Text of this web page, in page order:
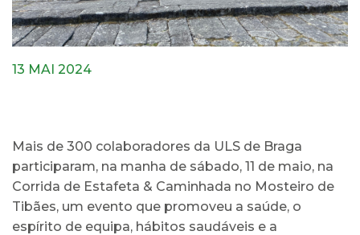
13 MAI 2024
Mais de 300 colaboradores da ULS de Braga
participaram, na manha de sábado, 11 de maio, na
Corrida de Estafeta & Caminhada no Mosteiro de
Tibães, um evento que promoveu a saúde, o
espírito de equipa, hábitos saudáveis e a